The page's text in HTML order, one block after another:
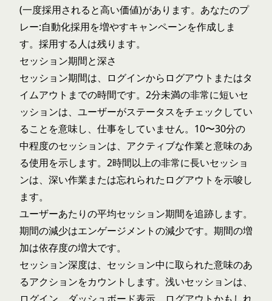
(一度採用されると高い価値)があります。あなたのプ
レー:自動化採用を増やすキャンペーンを作成しま
す。採用する人は残ります。
セッション期間と深さ
セッション期間は、ログインからログアウトまたはタ
イムアウトまでの時間です。2分未満の非常に短いセ
ッションは、ユーザーがステータスをチェックしてい
ることを意味し、仕事をしていません。10〜30分の
中程度のセッションは、アクティブな作業と意味のあ
る使用を示します。2時間以上の非常に長いセッショ
ンは、深い作業または忘れられたログアウトを示唆し
ます。
ユーザーあたりの平均セッション期間を追跡します。
期間の減少はエンゲージメントの減少です。期間の増
加は依存度の増大です。
セッション深度は、セッション中に取られた意味のあ
るアクションをカウントします。浅いセッションは、